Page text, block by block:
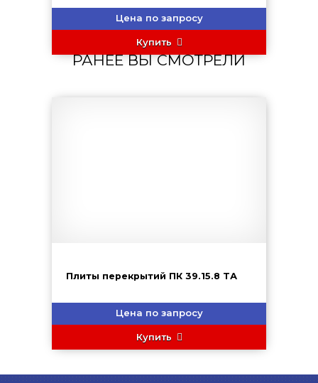
Цена по запросу
Купить
РАНЕЕ ВЫ СМОТРЕЛИ
Плиты перекрытий ПК 39.15.8 ТА
Цена по запросу
Купить